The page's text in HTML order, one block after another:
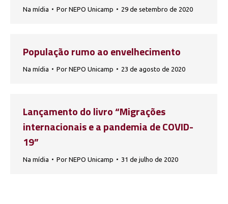
Na mídia Por NEPO Unicamp 29 de setembro de 2020
População rumo ao envelhecimento
Na mídia Por NEPO Unicamp 23 de agosto de 2020
Lançamento do livro “Migrações
internacionais e a pandemia de COVID-
19”
Na mídia Por NEPO Unicamp 31 de julho de 2020